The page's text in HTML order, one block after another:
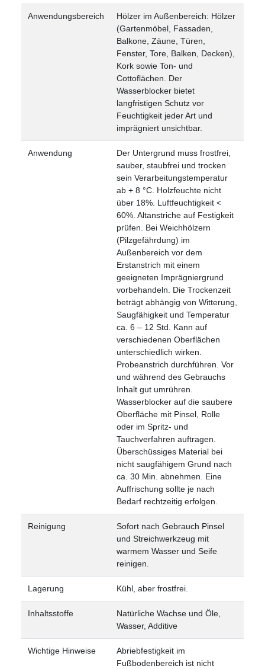
Anwendungsbereich
Hölzer im Außenbereich: Hölzer
(Gartenmöbel, Fassaden,
Balkone, Zäune, Türen,
Fenster, Tore, Balken, Decken),
Kork sowie Ton- und
Cottoflächen. Der
Wasserblocker bietet
langfristigen Schutz vor
Feuchtigkeit jeder Art und
imprägniert unsichtbar.
Anwendung
Der Untergrund muss frostfrei,
sauber, staubfrei und trocken
sein Verarbeitungstemperatur
ab + 8 °C. Holzfeuchte nicht
über 18%. Luftfeuchtigkeit <
60%. Altanstriche auf Festigkeit
prüfen. Bei Weichhölzern
(Pilzgefährdung) im
Außenbereich vor dem
Erstanstrich mit einem
geeigneten Imprägniergrund
vorbehandeln. Die Trockenzeit
beträgt abhängig von Witterung,
Saugfähigkeit und Temperatur
ca. 6 – 12 Std. Kann auf
verschiedenen Oberflächen
unterschiedlich wirken.
Probeanstrich durchführen. Vor
und während des Gebrauchs
Inhalt gut umrühren.
Wasserblocker auf die saubere
Oberfläche mit Pinsel, Rolle
oder im Spritz- und
Tauchverfahren auftragen.
Überschüssiges Material bei
nicht saugfähigem Grund nach
ca. 30 Min. abnehmen. Eine
Auffrischung sollte je nach
Bedarf rechtzeitig erfolgen.
Reinigung
Sofort nach Gebrauch Pinsel
und Streichwerkzeug mit
warmem Wasser und Seife
reinigen.
Lagerung Kühl, aber frostfrei.
Inhaltsstoffe
Natürliche Wachse und Öle,
Wasser, Additive
Wichtige Hinweise
Abriebfestigkeit im
Fußbodenbereich ist nicht